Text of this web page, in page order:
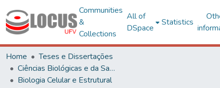
Communities
&
Collections
All of
DSpace
Statistics
Home
Teses e Dissertações
Ciências Biológicas e da Saúde
Biologia Celular e Estrutural